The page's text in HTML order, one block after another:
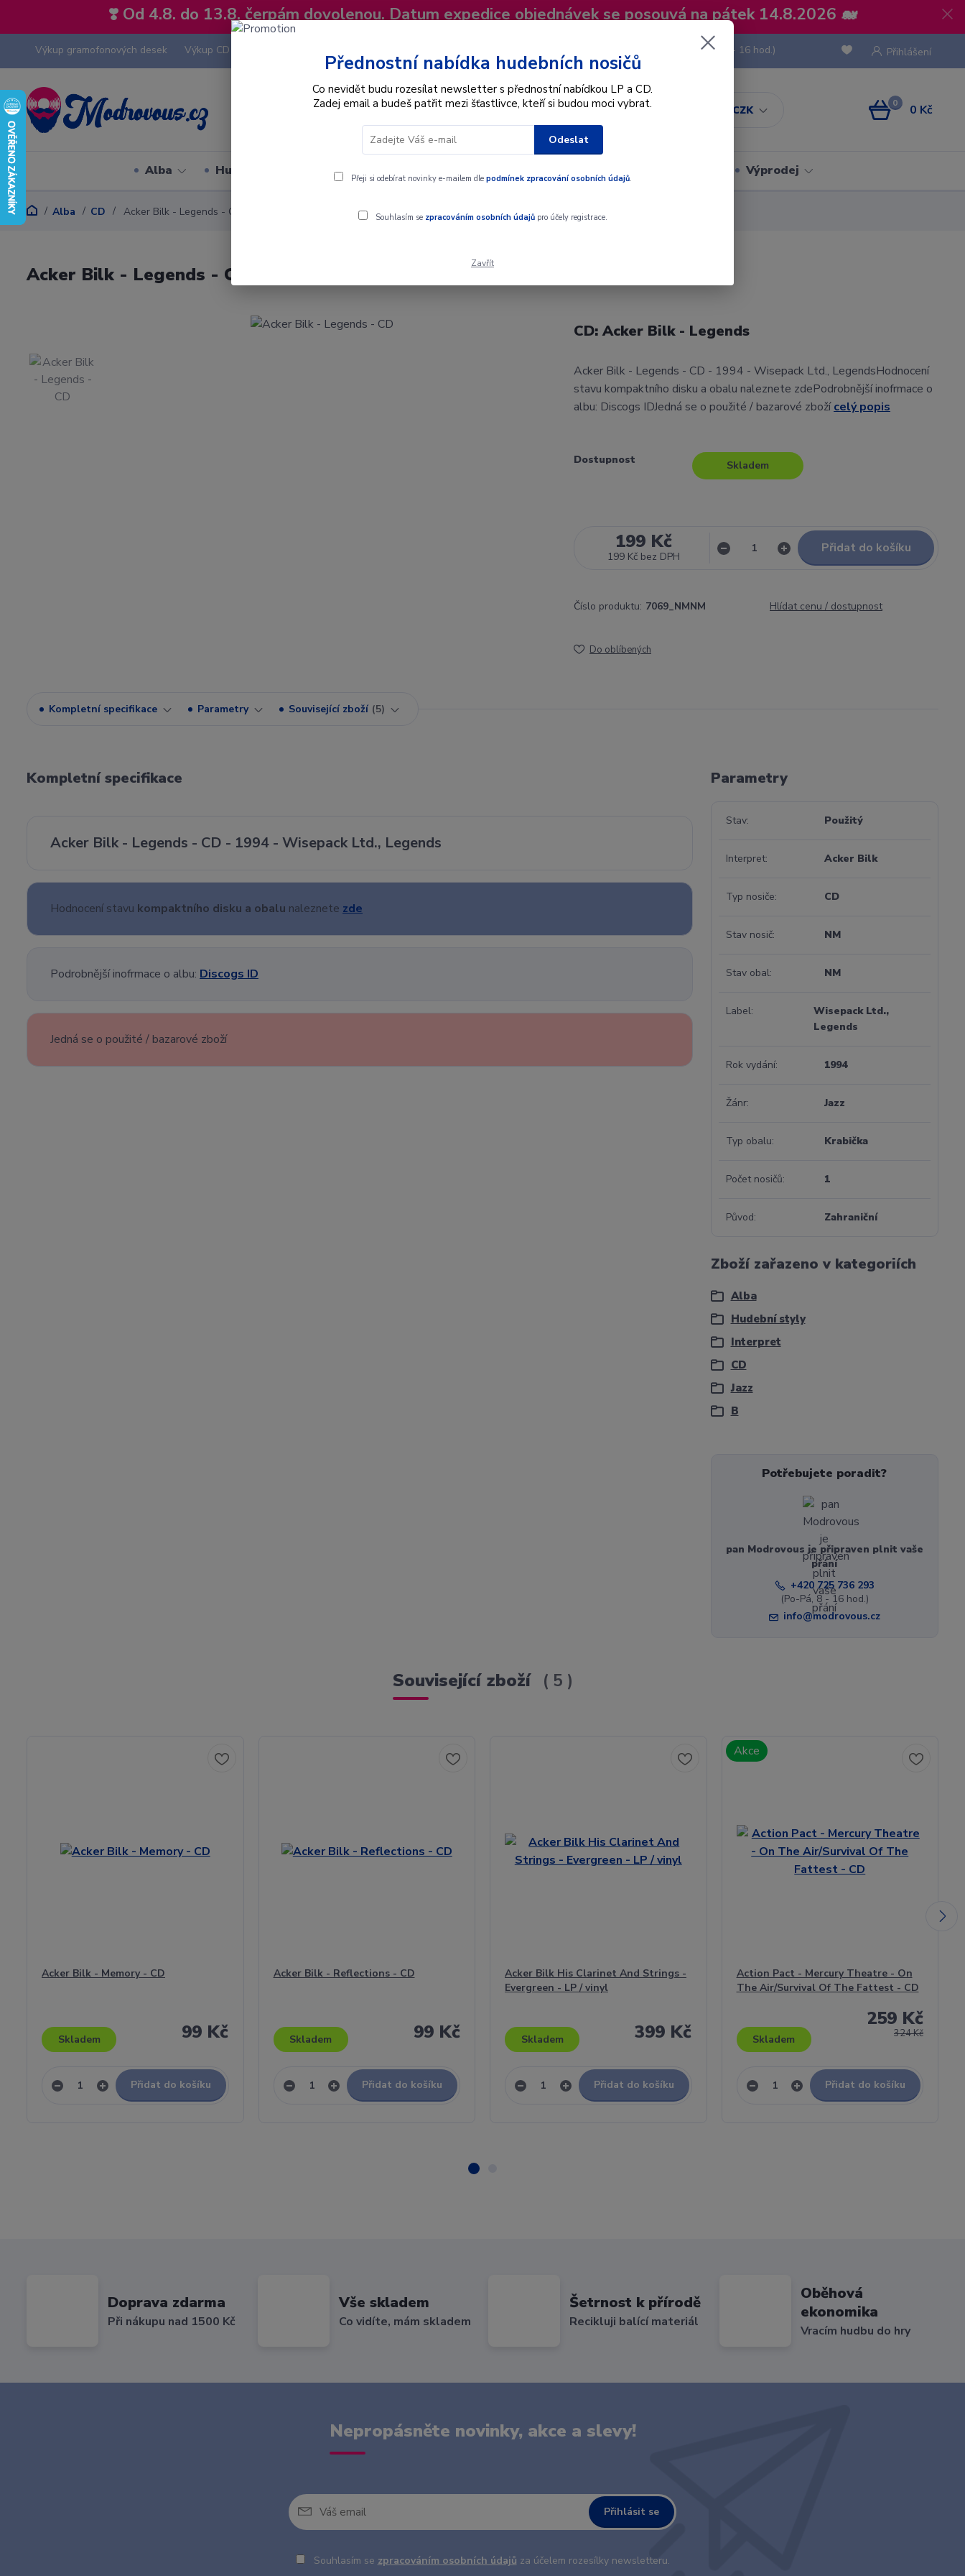
❣️ Od 4.8. do 13.8. čerpám dovolenou. Datum expedice objednávek se posouvá na pátek 14.8.2026 🐋
Výkup gramofonových desek Výkup CD
CZK
Přihlášení
Hledat
(Po-Pá, 8 - 16 hod.)
0 0 Kč
Alba Hudební styly Interpret Dárkové poukazy Výprodej
Alba CD Acker Bilk - Legends - CD
Acker Bilk - Legends - CD
CD: Acker Bilk - Legends
Acker Bilk - Legends - CD - 1994 - Wisepack Ltd., LegendsHodnocení
stavu kompaktního disku a obalu naleznete zdePodrobnější inofrmace o
albu: Discogs IDJedná se o použité / bazarové zbožícelý popis
Dostupnost Skladem
199 Kč
199 Kč bez DPH
Přidat do košíku
Číslo produktu: 7069_NMNM Hlídat cenu / dostupnost
Do oblíbených
Kompletní specifikace Parametry Související zboží 5
Kompletní specifikace
Acker Bilk - Legends - CD - 1994 - Wisepack Ltd., Legends
Hodnocení stavu kompaktního disku a obalu naleznete zde
Podrobnější inofrmace o albu: Discogs ID
Jedná se o použité / bazarové zboží
Parametry
Stav Použitý
Interpret Acker Bilk
Typ nosiče CD
Stav nosič NM
Stav obal NM
Label
Wisepack Ltd.,
Legends
Rok vydání 1994
Žánr Jazz
Typ obalu Krabička
Počet nosičů 1
Původ Zahraniční
Zboží zařazeno v kategoriích
Alba
Hudební styly
Interpret
CD
Jazz
B
Potřebujete poradit?
pan Modrovous je připraven plnit vaše
přání
+420 725 736 293
(Po-Pá, 8 - 16 hod.)
info@modrovous.cz
Související zboží 5
Acker Bilk - Memory - CD
99 Kč
Skladem
Přidat do košíku
Acker Bilk - Reflections - CD
99 Kč
Skladem
Přidat do košíku
Acker Bilk His Clarinet And Strings -
Evergreen - LP / vinyl
399 Kč
Skladem
Přidat do košíku
Akce
Action Pact - Mercury Theatre - On
The Air/Survival Of The Fattest - CD
324 Kč
259 Kč
Skladem
Přidat do košíku
Doprava zdarma
Při nákupu nad 1500 Kč
Vše skladem
Co vidíte, mám skladem
Šetrnost k přírodě
Recikluji balící materiál
Oběhová
ekonomika
Vracím hudbu do hry
Nepropásněte novinky, akce a slevy!
Přihlásit se
Souhlasím se zpracováním osobních údajů za účelem rozesílky newsletteru.
Přednostní nabídka hudebních nosičů
Co nevidět budu rozesílat newsletter s přednostní nabídkou LP a CD.
Zadej email a budeš patřit mezi šťastlivce, kteří si budou moci vybrat.
Odeslat
Přeji si odebírat novinky e-mailem dle podmínek zpracování osobních údajů.
Souhlasím se zpracováním osobních údajůpro účely registrace.
Zavřít